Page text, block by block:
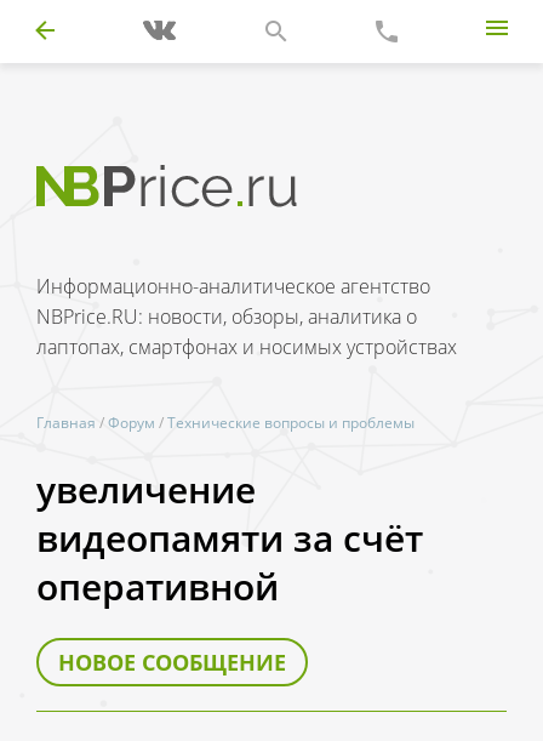
Информационно-аналитическое агентство
NBPrice.RU: новости, обзоры, аналитика о
лаптопах, смартфонах и носимых устройствах
Главная /Форум /Технические вопросы и проблемы
увеличение
видеопамяти за счёт
оперативной
НОВОЕ СООБЩЕНИЕ